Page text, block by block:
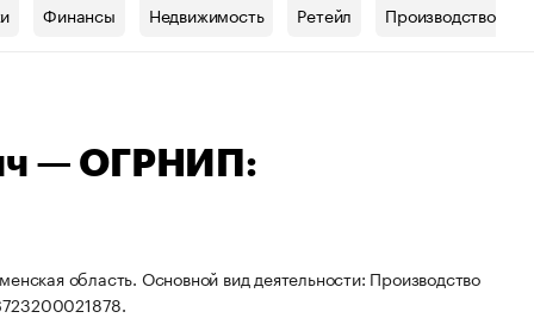
Финансы Недвижимость Ретейл Производство
— ОГРНИП:
область. Основной вид деятельности: Производство